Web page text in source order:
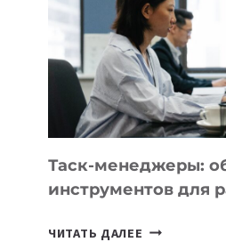
3
ЗАДАЧИ
ЕМУ
МОЖНО
ПОРУЧИТЬ
УЖЕ
СЕГОДНЯ
Таск-менеджеры:
инструментов для
ЧИТАТЬ ДАЛЕЕ ТАСК-